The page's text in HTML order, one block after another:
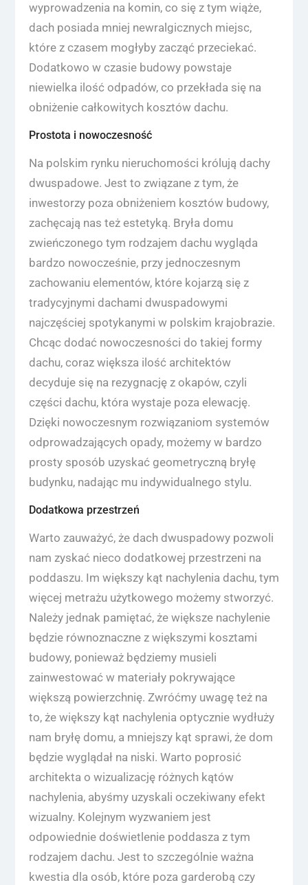
wyprowadzenia na komin, co się z tym wiąże,
dach posiada mniej newralgicznych miejsc,
które z czasem mogłyby zacząć przeciekać.
Dodatkowo w czasie budowy powstaje
niewielka ilość odpadów, co przekłada się na
obniżenie całkowitych kosztów dachu.
Prostota i nowoczesność
Na polskim rynku nieruchomości królują dachy
dwuspadowe. Jest to związane z tym, że
inwestorzy poza obniżeniem kosztów budowy,
zachęcają nas też estetyką. Bryła domu
zwieńczonego tym rodzajem dachu wygląda
bardzo nowocześnie, przy jednoczesnym
zachowaniu elementów, które kojarzą się z
tradycyjnymi dachami dwuspadowymi
najczęściej spotykanymi w polskim krajobrazie.
Chcąc dodać nowoczesności do takiej formy
dachu, coraz większa ilość architektów
decyduje się na rezygnację z okapów, czyli
części dachu, która wystaje poza elewację.
Dzięki nowoczesnym rozwiązaniom systemów
odprowadzających opady, możemy w bardzo
prosty sposób uzyskać geometryczną bryłę
budynku, nadając mu indywidualnego stylu.
Dodatkowa przestrzeń
Warto zauważyć, że dach dwuspadowy pozwoli
nam zyskać nieco dodatkowej przestrzeni na
poddaszu. Im większy kąt nachylenia dachu, tym
więcej metrażu użytkowego możemy stworzyć.
Należy jednak pamiętać, że większe nachylenie
będzie równoznaczne z większymi kosztami
budowy, ponieważ będziemy musieli
zainwestować w materiały pokrywające
większą powierzchnię. Zwróćmy uwagę też na
to, że większy kąt nachylenia optycznie wydłuży
nam bryłę domu, a mniejszy kąt sprawi, że dom
będzie wyglądał na niski. Warto poprosić
architekta o wizualizację różnych kątów
nachylenia, abyśmy uzyskali oczekiwany efekt
wizualny. Kolejnym wyzwaniem jest
odpowiednie doświetlenie poddasza z tym
rodzajem dachu. Jest to szczególnie ważna
kwestia dla osób, które poza garderobą czy